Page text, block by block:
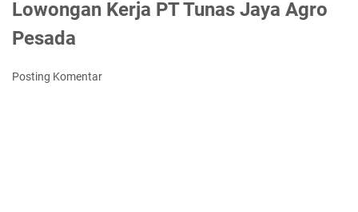
Lowongan Kerja PT Tunas Jaya Agro
Pesada
Posting Komentar